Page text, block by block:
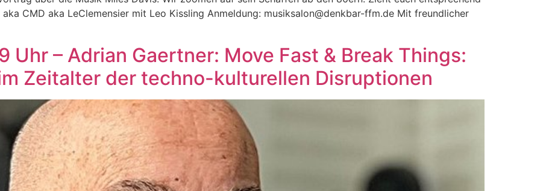
CMD aka LeClemensier mit Leo Kissling Anmeldung: musiksalon@denkbar-ffm.de Mit freundlicher
Uhr – Adrian Gaertner: Move Fast & Break Things:
Zeitalter der techno-kulturellen Disruptionen